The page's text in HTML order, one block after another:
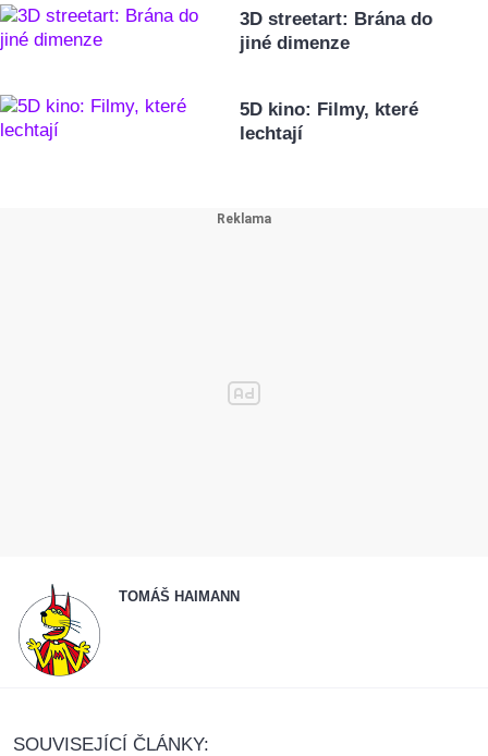
3D streetart: Brána do
jiné dimenze
5D kino: Filmy, které
lechtají
TOMÁŠ HAIMANN
SOUVISEJÍCÍ ČLÁNKY: